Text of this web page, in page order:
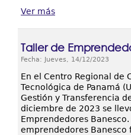
Ver más
Taller de
Fecha: Jueves, 14/12/2023
En el Centro Regional de
Tecnológica de Panamá
Gestión y Transferencia
diciembre de 2023 se
Emprendedores
emprendedores Banesco